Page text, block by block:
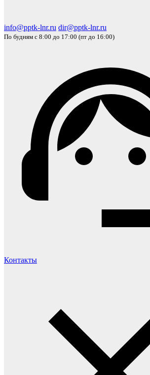
info@pptk-lnr.ru dir@pptk-lnr.ru
По будням с 8:00 до 17:00 (пт до 16:00)
Контакты